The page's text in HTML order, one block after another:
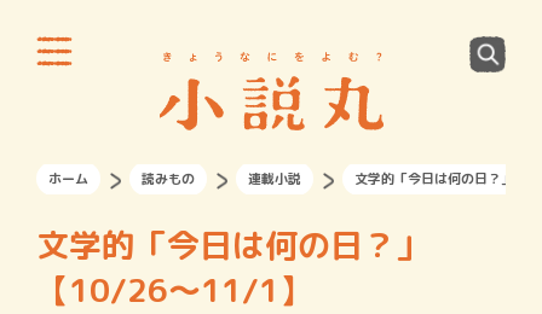
ホーム 読みもの 連載小説 文学的「今日は何の日？」
文学的「今日は何の日？」
【10/26～11/1】